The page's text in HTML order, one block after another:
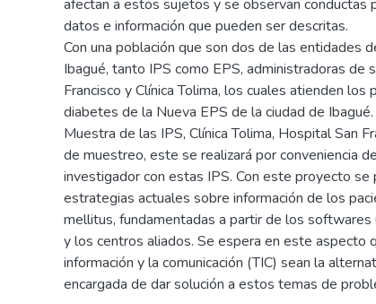
afectan a estos sujetos y se observan conductas
datos e información que pueden ser descritas.
Con una población que son dos de las entidades
Ibagué, tanto IPS como EPS, administradoras de
Francisco y Clínica Tolima, los cuales atienden los
diabetes de la Nueva EPS de la ciudad de Ibagué.
Muestra de las IPS, Clínica Tolima, Hospital San
de muestreo, este se realizará por conveniencia
investigador con estas IPS. Con este proyecto
estrategias actuales sobre información de los
mellitus, fundamentadas a partir de los
y los centros aliados. Se espera en este aspecto
información y la comunicación (TIC) sean la
encargada de dar solución a estos temas de